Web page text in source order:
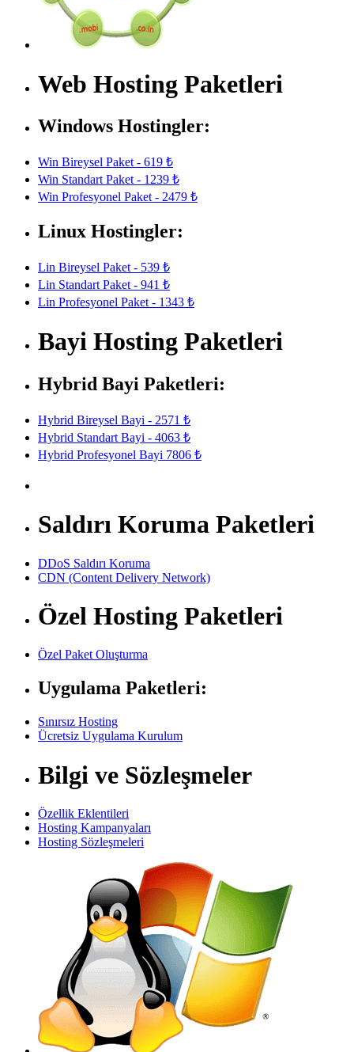
Web Hosting Paketleri
Windows Hostingler:
Win Bireysel Paket - 619 ₺
Win Standart Paket - 1239 ₺
Win Profesyonel Paket - 2479 ₺
Linux Hostingler:
Lin Bireysel Paket - 539 ₺
Lin Standart Paket - 941 ₺
Lin Profesyonel Paket - 1343 ₺
Bayi Hosting Paketleri
Hybrid Bayi Paketleri:
Hybrid Bireysel Bayi - 2571 ₺
Hybrid Standart Bayi - 4063 ₺
Hybrid Profesyonel Bayi 7806 ₺
Saldırı Koruma Paketleri
DDoS Saldırı Koruma
CDN (Content Delivery Network)
Özel Hosting Paketleri
Özel Paket Oluşturma
Uygulama Paketleri:
Sınırsız Hosting
Ücretsiz Uygulama Kurulum
Bilgi ve Sözleşmeler
Özellik Eklentileri
Hosting Kampanyaları
Hosting Sözleşmeleri